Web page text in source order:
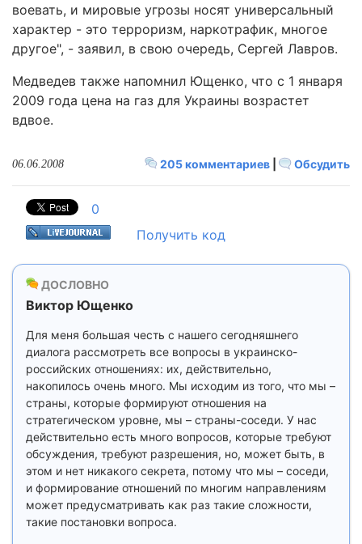
воевать, и мировые угрозы носят универсальный
характер - это терроризм, наркотрафик, многое
другое", - заявил, в свою очередь, Сергей Лавров.
Медведев также напомнил Ющенко, что с 1 января
2009 года цена на газ для Украины возрастет
вдвое.
205 комментариев Обсудить
06.06.2008
0
Получить код
ДОСЛОВНО
Виктор Ющенко
Для меня большая честь с нашего сегодняшнего
диалога рассмотреть все вопросы в украинско-
российских отношениях: их, действительно,
накопилось очень много. Мы исходим из того, что мы –
страны, которые формируют отношения на
стратегическом уровне, мы – страны-соседи. У нас
действительно есть много вопросов, которые требуют
обсуждения, требуют разрешения, но, может быть, в
этом и нет никакого секрета, потому что мы – соседи,
и формирование отношений по многим направлениям
может предусматривать как раз такие сложности,
такие постановки вопроса.